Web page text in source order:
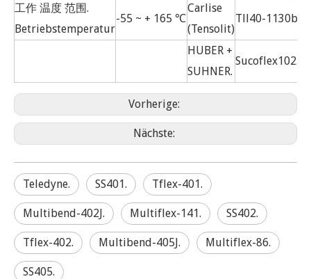
工作 温度 范围.
Betriebstemperatur
-55 ~ + 165 ℃
Carlise
(Tensolit)
Tll40-1130b.
HUBER +
SUHNER.
Sucoflex102.
Vorherige:
Nächste:
Teledyne. SS401. Tflex-401.
Multibend-402J. Multiflex-141. SS402.
Tflex-402. Multibend-405J. Multiflex-86.
SS405.